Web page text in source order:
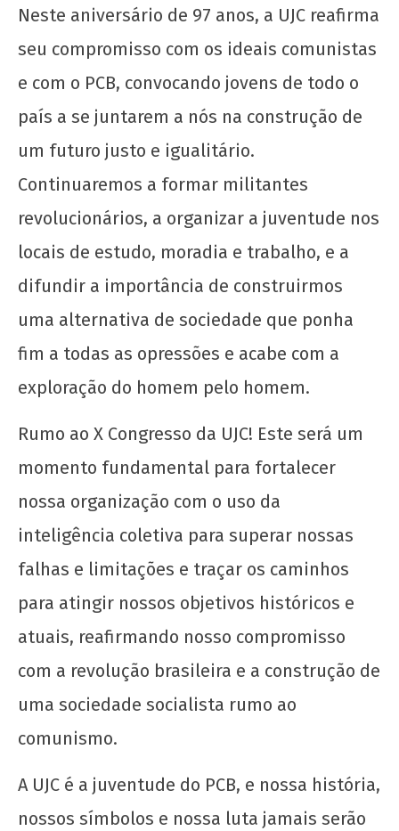
Neste aniversário de 97 anos, a UJC reafirma
seu compromisso com os ideais comunistas
e com o PCB, convocando jovens de todo o
país a se juntarem a nós na construção de
um futuro justo e igualitário.
Continuaremos a formar militantes
revolucionários, a organizar a juventude nos
locais de estudo, moradia e trabalho, e a
difundir a importância de construirmos
uma alternativa de sociedade que ponha
fim a todas as opressões e acabe com a
exploração do homem pelo homem.
Rumo ao X Congresso da UJC! Este será um
momento fundamental para fortalecer
nossa organização com o uso da
inteligência coletiva para superar nossas
falhas e limitações e traçar os caminhos
para atingir nossos objetivos históricos e
atuais, reafirmando nosso compromisso
com a revolução brasileira e a construção de
uma sociedade socialista rumo ao
comunismo.
A UJC é a juventude do PCB, e nossa história,
nossos símbolos e nossa luta jamais serão